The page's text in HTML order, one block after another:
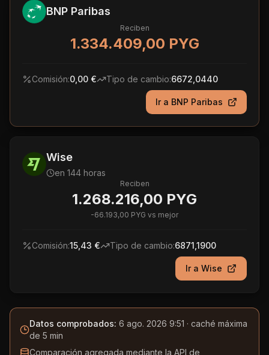
BNP Paribas
Reciben
1.334.409,00 PYG
Comisión:0,00 € Tipo de cambio:6672,0440
Ir a BNP Paribas
Wise
en 144 horas
Reciben
1.268.216,00 PYG
-66.193,00 PYG vs mejor
Comisión:15,43 € Tipo de cambio:6871,1900
Ir a Wise
Datos comprobados: 6 ago. 2026 9:51 · caché máxima
de 5 min
Comparación agregada mediante la API de